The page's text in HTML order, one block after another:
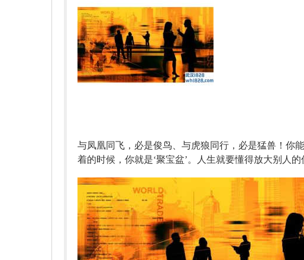
与凤凰同飞，必是俊鸟、与虎狼同行，必是猛兽！你
着的时候，你就是‘聚宝盆’。人生就要懂得放大别人